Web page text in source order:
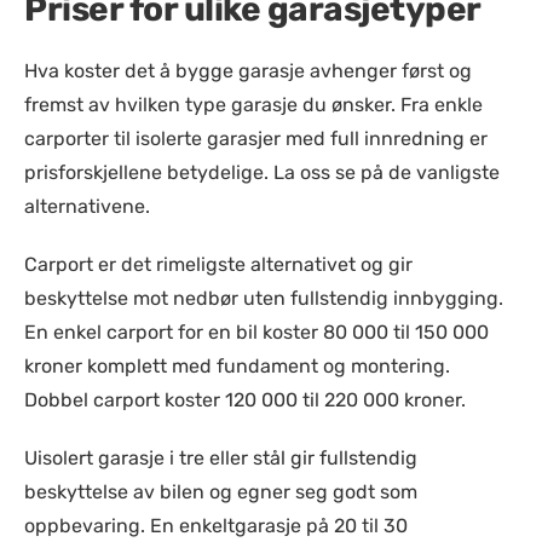
Priser for ulike garasjetyper
Hva koster det å bygge garasje avhenger først og
fremst av hvilken type garasje du ønsker. Fra enkle
carporter til isolerte garasjer med full innredning er
prisforskjellene betydelige. La oss se på de vanligste
alternativene.
Carport er det rimeligste alternativet og gir
beskyttelse mot nedbør uten fullstendig innbygging.
En enkel carport for en bil koster 80 000 til 150 000
kroner komplett med fundament og montering.
Dobbel carport koster 120 000 til 220 000 kroner.
Uisolert garasje i tre eller stål gir fullstendig
beskyttelse av bilen og egner seg godt som
oppbevaring. En enkeltgarasje på 20 til 30